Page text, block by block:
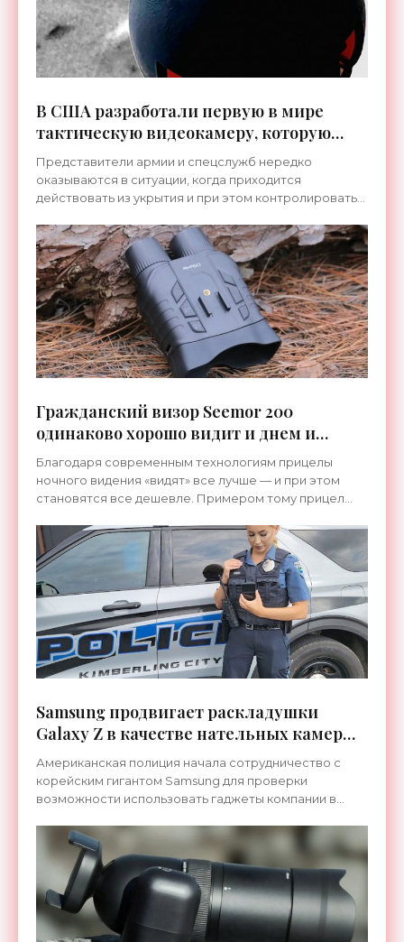
В США разработали первую в мире
тактическую видеокамеру, которую
можно бросать из-за укрытия -
«Техника»
Представители армии и спецслужб нередко
оказываются в ситуации, когда приходится
действовать из укрытия и при этом контролировать
видеонаблюдения.
Гражданский визор Seemor 200
одинаково хорошо видит и днем и
ночью - «Гаджеты»
Благодаря современным технологиям прицелы
ночного видения «видят» все лучше — и при этом
становятся все дешевле. Примером тому прицел
Akaso, больше
Samsung продвигает раскладушки
Galaxy Z в качестве нательных камер
для полицейских - «Гаджеты»
Американская полиция начала сотрудничество с
корейским гигантом Samsung для проверки
возможности использовать гаджеты компании в
Кимберлинг-Сити и Индиан-Пойнт